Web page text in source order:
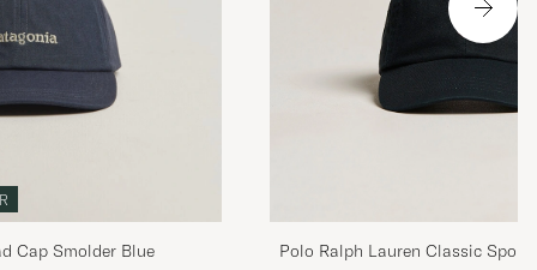
Cap Smolder Blue Polo Ralph Lauren Classic